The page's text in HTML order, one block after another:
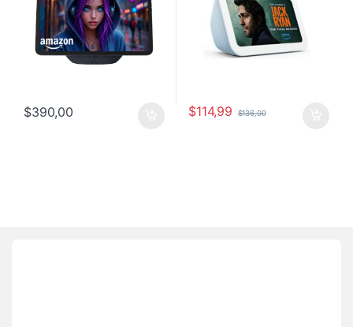
$390,00 $114,99 $136,00